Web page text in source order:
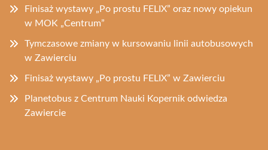
Finisaż wystawy „Po prostu FELIX” oraz nowy opiekun
w MOK „Centrum”
Tymczasowe zmiany w kursowaniu linii autobusowych
w Zawierciu
Finisaż wystawy „Po prostu FELIX” w Zawierciu
Planetobus z Centrum Nauki Kopernik odwiedza
Zawiercie